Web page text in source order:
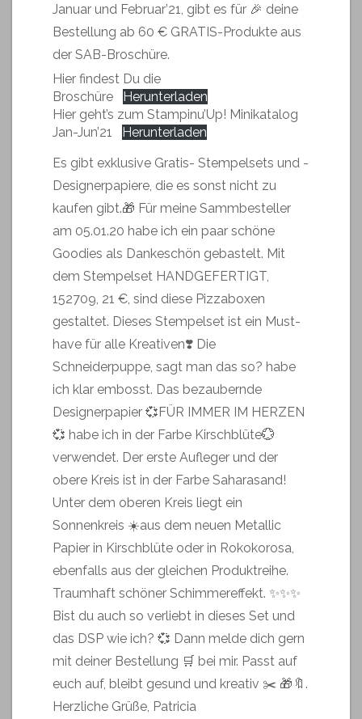
Januar und Februar’21, gibt es für 🎉 deine
Bestellung ab 60 € GRATIS-Produkte aus
der SAB-Broschüre.
Hier findest Du die
Broschüre
Herunterladen
Hier geht’s zum Stampinu’Up! Minikatalog
Jan-Jun’21
Herunterladen
Es gibt exklusive Gratis- Stempelsets und -
Designerpapiere, die es sonst nicht zu
kaufen gibt.🎁 Für meine Sammbesteller
am 05.01.20 habe ich ein paar schöne
Goodies als Dankeschön gebastelt. Mit
dem Stempelset HANDGEFERTIGT,
152709, 21 €, sind diese Pizzaboxen
gestaltet. Dieses Stempelset ist ein Must-
have für alle Kreativen❣️ Die
Schneiderpuppe, sagt man das so? habe
ich klar embosst. Das bezaubernde
Designerpapier 💞FÜR IMMER IM HERZEN
💞 habe ich in der Farbe Kirschblüte💮
verwendet. Der erste Aufleger und der
obere Kreis ist in der Farbe Saharasand!
Unter dem oberen Kreis liegt ein
Sonnenkreis ☀️aus dem neuen Metallic
Papier in Kirschblüte oder in Rokokorosa,
ebenfalls aus der gleichen Produktreihe.
Traumhaft schöner Schimmereffekt. ✨✨✨
Bist du auch so verliebt in dieses Set und
das DSP wie ich? 💞 Dann melde dich gern
mit deiner Bestellung 🛒 bei mir. Passt auf
euch auf, bleibt gesund und kreativ ✂️ 🎁🔖.
Herzliche Grüße, Patricia